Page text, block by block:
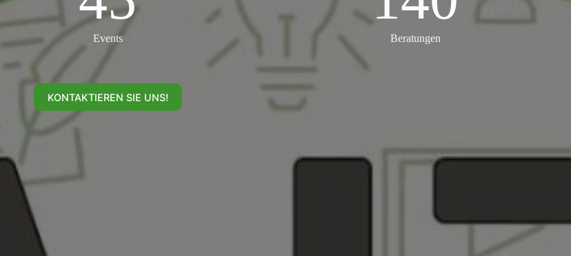
Events Beratungen
KONTAKTIEREN SIE UNS!